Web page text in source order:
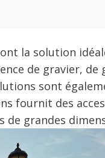
la solution
de gravier,
sont
fournit des
grandes